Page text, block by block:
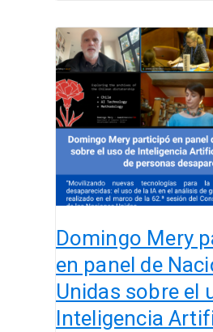
Domingo Mery
en panel de
Unidas sobre el
Inteligencia
Domingo
Mery
participó
en
panel
de
Naciones
Unidas
sobre
uso
de
Inteligencia
Artificial
en